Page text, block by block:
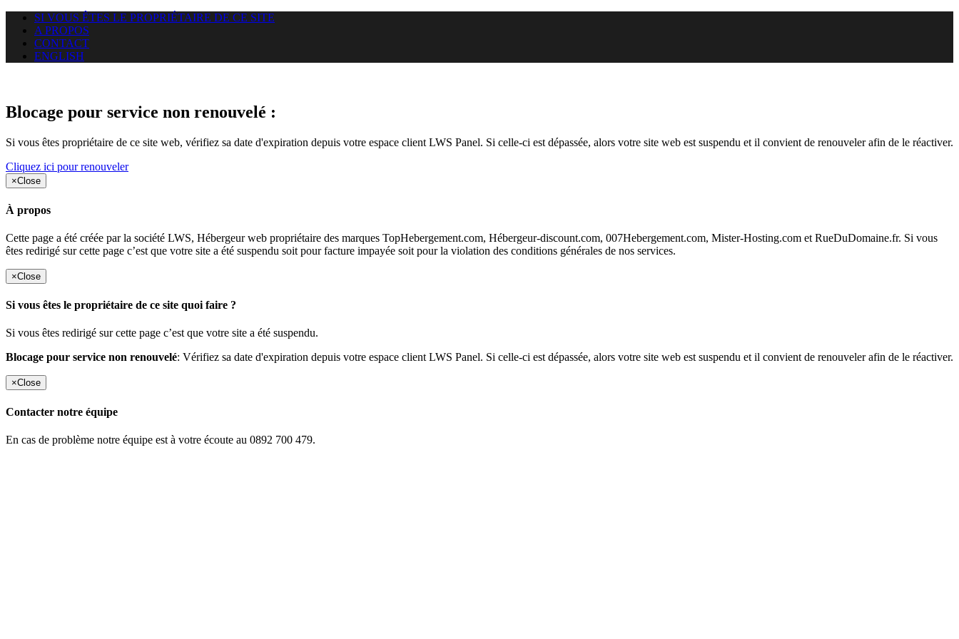
SI VOUS ÊTES LE PROPRIÉTAIRE DE CE SITE
A PROPOS
CONTACT
ENGLISH
Blocage pour service non renouvelé :
Si vous êtes propriétaire de ce site web, vérifiez sa date d'expiration depuis votre espace client LWS Panel. Si celle-ci est dépassée, alors votre site web est suspendu et il convient de renouveler afin de le réactiver.
Cliquez ici pour renouveler
×Close
À propos
Cette page a été créée par la société LWS, Hébergeur web propriétaire des marques TopHebergement.com, Hébergeur-discount.com, 007Hebergement.com, Mister-Hosting.com et RueDuDomaine.fr. Si vous
êtes redirigé sur cette page c’est que votre site a été suspendu soit pour facture impayée soit pour la violation des conditions générales de nos services.
×Close
Si vous êtes le propriétaire de ce site quoi faire ?
Si vous êtes redirigé sur cette page c’est que votre site a été suspendu.
Blocage pour service non renouvelé: Vérifiez sa date d'expiration depuis votre espace client LWS Panel. Si celle-ci est dépassée, alors votre site web est suspendu et il convient de renouveler afin de le réactiver.
×Close
Contacter notre équipe
En cas de problème notre équipe est à votre écoute au 0892 700 479.